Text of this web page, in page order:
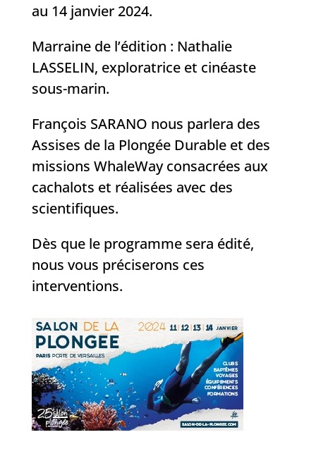
au 14 janvier 2024.
Marraine de l’édition : Nathalie
LASSELIN, exploratrice et cinéaste
sous-marin.
François SARANO nous parlera des
Assises de la Plongée Durable et des
missions WhaleWay consacrées aux
cachalots et réalisées avec des
scientifiques.
Dès que le programme sera édité,
nous vous préciserons ces
interventions.